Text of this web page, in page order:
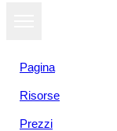
Pagina
Risorse
Prezzi